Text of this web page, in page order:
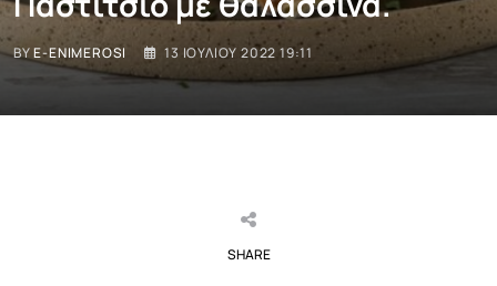
BYE-ENIMEROSI 13 ΙΟΥΛΊΟΥ 2022 19:11
SHARE